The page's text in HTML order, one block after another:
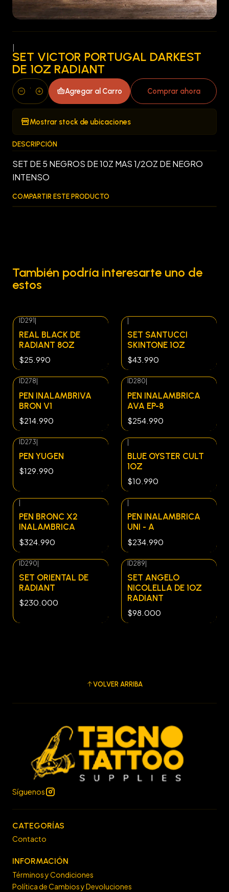
SET VICTOR PORTUGAL DARKEST
DE 1OZ RADIANT
Cantidad
Agregar al Carro Comprar ahora
Mostrar stock de ubicaciones
DESCRIPCIÓN
SET DE 5 NEGROS DE 10Z MAS 1/2OZ DE NEGRO
INTENSO
COMPARTIR ESTE PRODUCTO
También podría interesarte uno de
estos
ID291
REAL BLACK DE
RADIANT 8OZ
$25.990
SET SANTUCCI
SKINTONE 1OZ
$43.990
ID278
PEN INALAMBRIVA
BRON V1
$214.990
ID280
PEN INALAMBRICA
AVA EP-8
$254.990
ID273
PEN YUGEN
$129.990
BLUE OYSTER CULT
1OZ
$10.990
PEN BRONC X2
INALAMBRICA
$324.990
PEN INALAMBRICA
UNI - A
$234.990
ID290|
SET ORIENTAL DE
RADIANT
$230.000
ID289|
SET ANGELO
NICOLELLA DE 1OZ
RADIANT
$98.000
VOLVER ARRIBA
Síguenos
CATEGORÍAS
Contacto
INFORMACIÓN
Términos y Condiciones
Política de Cambios y Devoluciones